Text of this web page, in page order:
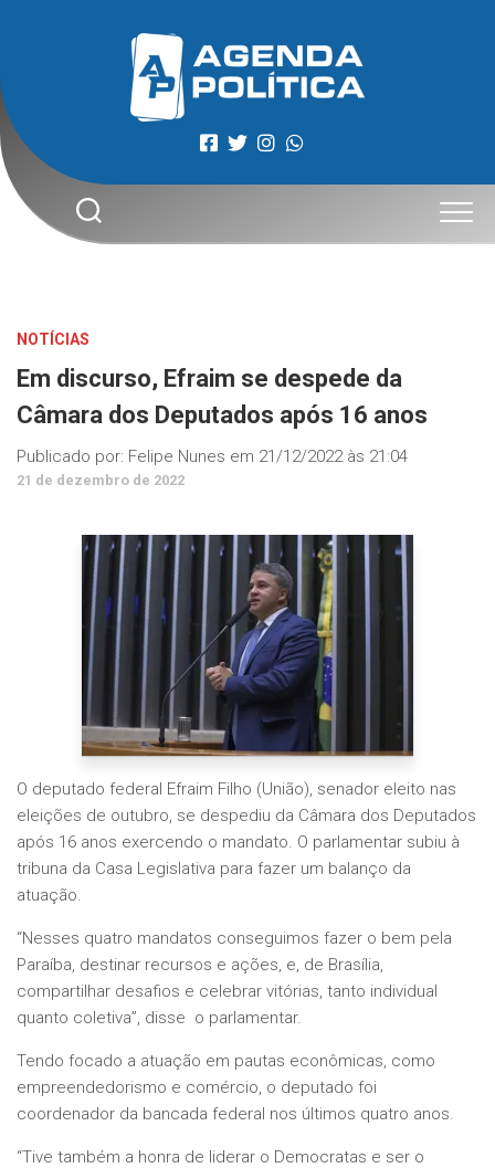
NOTÍCIAS
Em discurso, Efraim se despede da
Câmara dos Deputados após 16 anos
Publicado por: Felipe Nunes em 21/12/2022 às 21:04
21 de dezembro de 2022
O deputado federal Efraim Filho (União), senador eleito nas
eleições de outubro, se despediu da Câmara dos Deputados
após 16 anos exercendo o mandato. O parlamentar subiu à
tribuna da Casa Legislativa para fazer um balanço da
atuação.
“Nesses quatro mandatos conseguimos fazer o bem pela
Paraíba, destinar recursos e ações, e, de Brasília,
compartilhar desafios e celebrar vitórias, tanto individual
quanto coletiva”, disse o parlamentar.
Tendo focado a atuação em pautas econômicas, como
empreendedorismo e comércio, o deputado foi
coordenador da bancada federal nos últimos quatro anos.
“Tive também a honra de liderar o Democratas e ser o